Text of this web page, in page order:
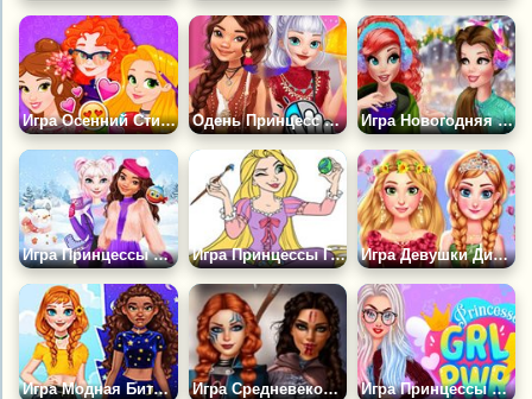
Игра Осенний Стиль Дисней Принцесс Одень Принцесс для Видео Блога Игра Новогодняя Мода Бель и Ариэль
Игра Принцессы Диснея: Приключение на Коньках Игра Принцессы Готовятся к Пасхе Игра Девушки Диснея Весенние Цветы
Игра Модная Битва Принцесс Луны и Солнца Игра Средневековые Принцессы Игра Принцессы Диснея: Girl Power